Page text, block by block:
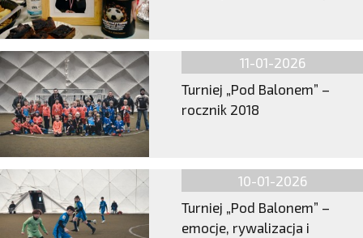
11-01-2026
Turniej „Pod Balonem” –
rocznik 2018
10-01-2026
Turniej „Pod Balonem” –
emocje, rywalizacja i